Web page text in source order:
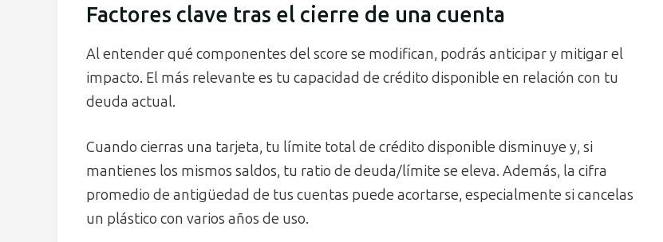
Factores clave tras el cierre de una cuenta
Al entender qué componentes del score se modifican, podrás anticipar y mitigar el
impacto. El más relevante es tu capacidad de crédito disponible en relación con tu
deuda actual.
Cuando cierras una tarjeta, tu límite total de crédito disponible disminuye y, si
mantienes los mismos saldos, tu ratio de deuda/límite se eleva. Además, la cifra
promedio de antigüedad de tus cuentas puede acortarse, especialmente si cancelas
un plástico con varios años de uso.